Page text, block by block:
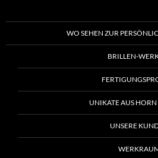
WO SEHEN ZUR
BRILLEN-
UNIKATE AUS HORN
UNSERE